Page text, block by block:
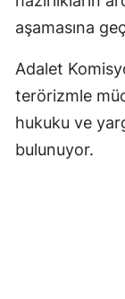
aşamasına
Adalet
terörizmle
hukuku ve
bulunuyor.